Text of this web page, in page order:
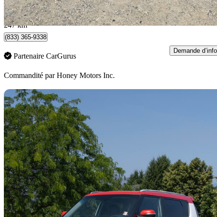
141 $/mois env.
Surrey, BC
247 km
(833) 365-9338
Partenaire CarGurus
Demande d’info
Commandité parHoney Motors Inc.